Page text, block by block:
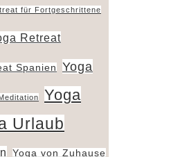
für Fortgeschrittene
Retreat
Spanien
Yoga
Yoga
Urlaub
Yoga von Zuhause